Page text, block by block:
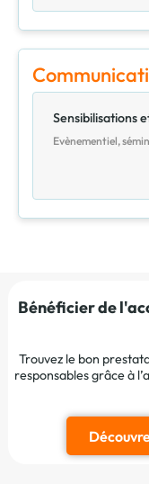
Sensibilisations
Evènementiel,
Bénéficier de
Trouvez le bon
responsables grâce à